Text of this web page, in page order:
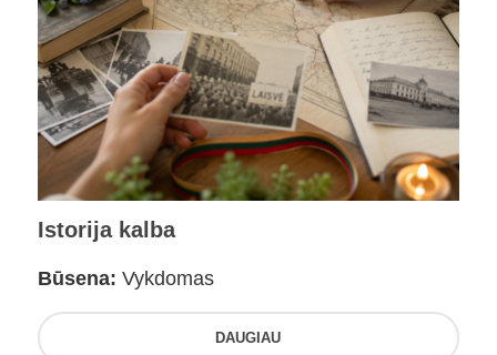
Istorija kalba
Būsena: Vykdomas
DAUGIAU